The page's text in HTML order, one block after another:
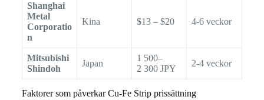
Shanghai
Metal
Corporatio
n
Kina $13 – $20 4-6 veckor
Mitsubishi
Shindoh
Japan
1 500–
2 300 JPY
2-4 veckor
Faktorer som påverkar Cu-Fe Strip prissättning